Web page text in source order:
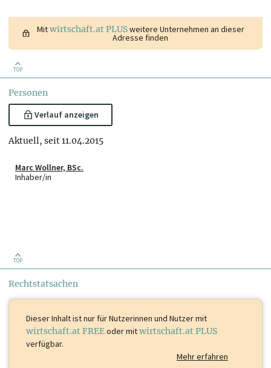
Mitwirtschaft.at PLUSweitere Unternehmen an dieser
Adresse finden
TOP
Personen
Verlauf anzeigen
Aktuell, seit 11.04.2015
Marc Wollner, BSc.
Inhaber/in
TOP
Rechtstatsachen
Dieser Inhalt istnur für Nutzerinnen und Nutzer mit
wirtschaft.at FREEoder mitwirtschaft.at PLUS
verfügbar.
Mehr erfahren